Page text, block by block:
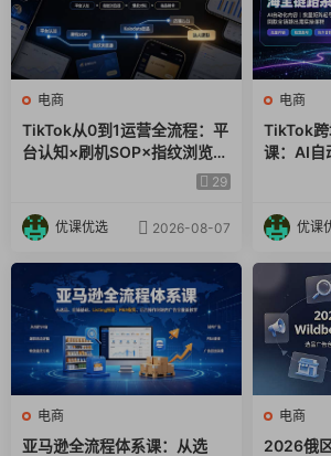
│ 29.【爆款模型和复制】黑标店铺玩法模
│ 30.【爆款模型和复制】高客单商品起爆
│ 31.【爆款模型和复制】低客单商品起爆模
│ 32.【爆款模型和复制】日销千单的三大
│ 33.【爆款模型和复制】白凤电商独家万
│ 34.【拼多多黑科技】低成本快速让宝贝
险).mp4
│ 35.【拼多多黑科技】拼多多100出评和
│ 36.【拼多多黑科技】多渠道干预快速拉爆
│ 37.【拼多多黑科技】高权重账号养成手
电商
TikTok从0到1运营全流程：平
台认知×刷机SOP×指纹浏览器
×爆款对标×Kalodata选品×店
29
优课优选 2026-08-07
电商
TikTok跨
课：AI自
起号｜
优课
电商
亚马逊全流程体系课：从选
电商
2026俄